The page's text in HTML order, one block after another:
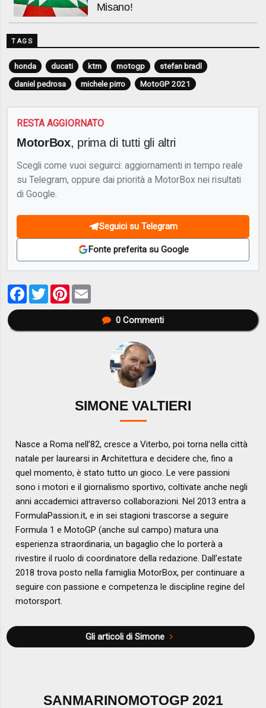
Misano!
TAGS
honda ducati ktm motogp
stefan bradl
daniel pedrosa
michele pirro MotoGP 2021
RESTA AGGIORNATO
MotorBox, prima di tutti gli altri
Scegli come vuoi seguirci: aggiornamenti in tempo reale
su Telegram, oppure dai priorità a MotorBox nei risultati
di Google.
Seguici su Telegram
Fonte preferita su Google
Facebook
TwitterPinterest
0Commenti
SIMONE VALTIERI
Nasce a Roma nell’82, cresce a Viterbo, poi torna nella città
natale per laurearsi in Architettura e decidere che, fino a
quel momento, è stato tutto un gioco. Le vere passioni
sono i motori e il giornalismo sportivo, coltivate anche negli
anni accademici attraverso collaborazioni. Nel 2013 entra a
FormulaPassion.it, e in sei stagioni trascorse a seguire
Formula 1 e MotoGP (anche sul campo) matura una
esperienza straordinaria, un bagaglio che lo porterà a
rivestire il ruolo di coordinatore della redazione. Dall’estate
2018 trova posto nella famiglia MotorBox, per continuare a
seguire con passione e competenza le discipline regine del
motorsport.
Gli articoli di Simone
SANMARINOMOTOGP 2021